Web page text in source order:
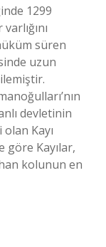
1299
süren
uzun
devletinin
Kayı
göre Kayılar,
kolunun en